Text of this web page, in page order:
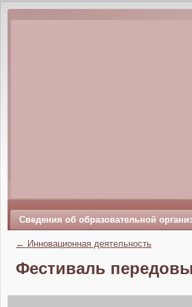
Сведения об образовательной
← Инновационная деятельность
Фестиваль